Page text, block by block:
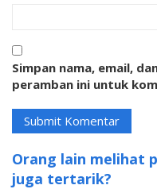
Simpan nama, email,
peramban ini untuk
Orang lain melihat
juga tertarik?